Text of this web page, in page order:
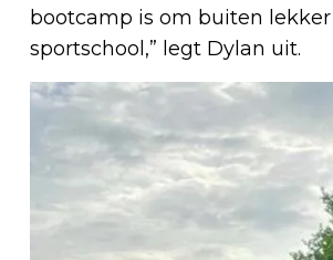
bootcamp is om buiten
sportschool,” legt Dylan uit.